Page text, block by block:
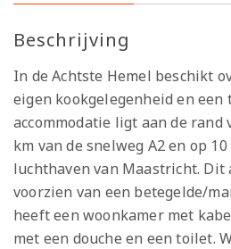
Beschrijving
In de Achtste Hemel beschikt
eigen kookgelegenheid en een
accommodatie ligt aan de rand
km van de snelweg A2 en op
luchthaven van Maastricht. Dit
voorzien van een betegelde/
heeft een woonkamer met
met een douche en een toilet.